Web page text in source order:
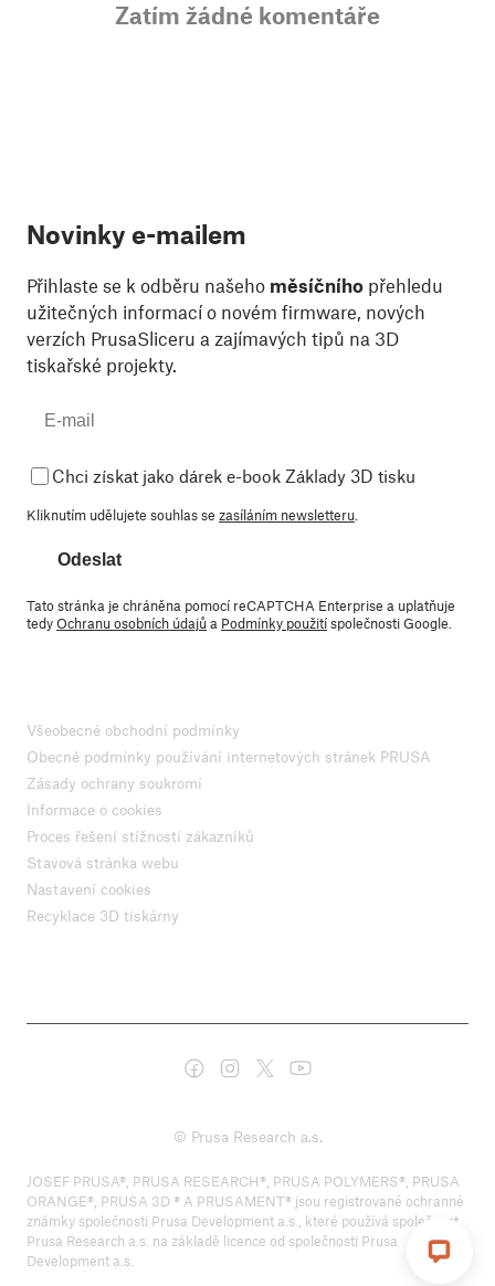
Zatím žádné komentáře
Novinky e-mailem
Přihlaste se k odběru našeho měsíčního přehledu
užitečných informací o novém firmware, nových
verzích PrusaSliceru a zajímavých tipů na 3D
tiskařské projekty.
Chci získat jako dárek e-book Základy 3D tisku
Kliknutím udělujete souhlas se zasíláním newsletteru.
Odeslat
Tato stránka je chráněna pomocí reCAPTCHA Enterprise a uplatňuje
tedyOchranu osobních údajůa Podmínky použitíspolečnosti Google.
Všeobecné obchodní podmínky
Obecné podmínky používání internetových stránek PRUSA
Zásady ochrany soukromí
Informace o cookies
Proces řešení stížností zákazníků
Stavová stránka webu
Nastavení cookies
Recyklace 3D tiskárny
© Prusa Research a.s.
JOSEF PRUSA®, PRUSA RESEARCH®, PRUSA POLYMERS®, PRUSA
ORANGE®, PRUSA 3D ® A PRUSAMENT® jsou registrované ochranné
známky společnosti Prusa Development a.s., které používá společnost
Prusa Research a.s. na základě licence od společnosti Prusa
Development a.s.